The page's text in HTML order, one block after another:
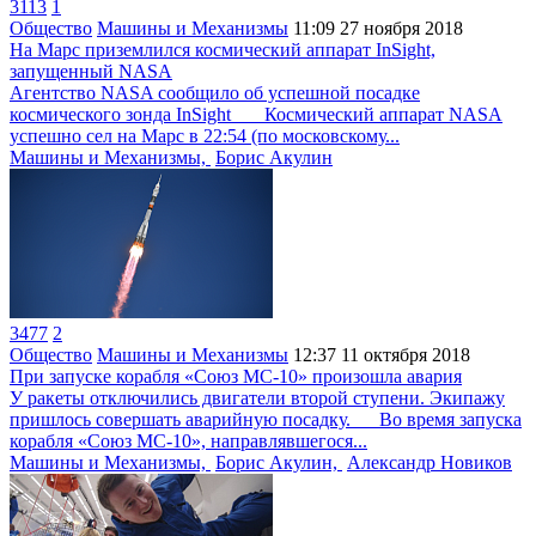
3113 1
Общество Машины и Механизмы 11:09 27 ноября 2018
На Марс приземлился космический аппарат InSight,
запущенный NASA
Агентство NASA сообщило об успешной посадке
космического зонда InSight Космический аппарат NASA
успешно сел на Марс в 22:54 (по московскому...
Машины и Механизмы, Борис Акулин
3477 2
Общество Машины и Механизмы 12:37 11 октября 2018
При запуске корабля «Союз МС-10» произошла авария
У ракеты отключились двигатели второй ступени. Экипажу
пришлось совершать аварийную посадку. Во время запуска
корабля «Союз МС-10», направлявшегося...
Машины и Механизмы, Борис Акулин, Александр Новиков